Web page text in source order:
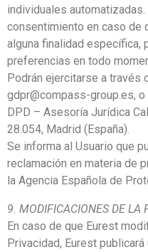
individuales
consentimiento en caso de
alguna finalidad específica,
preferencias en todo
Podrán ejercitarse a través
gdpr@compass-group.es,
DPD – Asesoría Jurídica
28.054, Madrid (España).
Se informa al Usuario que
reclamación en materia de
la Agencia Española de
9. MODIFICACIONES DE LA
En caso de que Eurest
Privacidad, Eurest